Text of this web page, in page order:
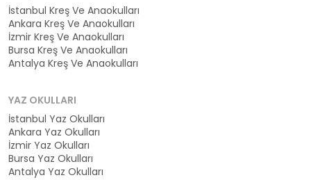
İstanbul Kreş Ve Anaokulları
Ankara Kreş Ve Anaokulları
İzmir Kreş Ve Anaokulları
Bursa Kreş Ve Anaokulları
Antalya Kreş Ve Anaokulları
YAZ OKULLARI
İstanbul Yaz Okulları
Ankara Yaz Okulları
İzmir Yaz Okulları
Bursa Yaz Okulları
Antalya Yaz Okulları